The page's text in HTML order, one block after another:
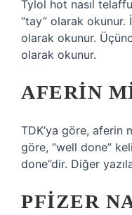
Tylol hot nasıl
“tay” olarak okunur.
olarak okunur.
olarak okunur.
AFERIN
TDK’ya göre, aferin
göre, “well done”
done”dir. Diğer
PFIZER